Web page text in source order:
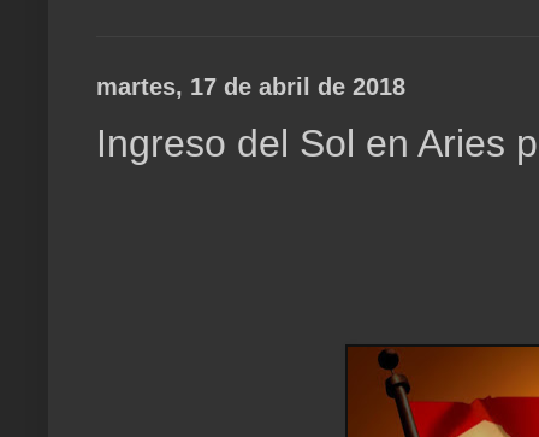
martes, 17 de abril de 2018
Ingreso del Sol en Aries